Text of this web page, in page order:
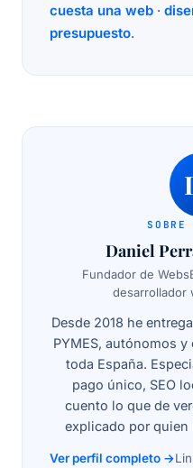
cuesta una web ·
presupuesto.
SOBRE
Daniel
Fundador de
desarrollador
Desde 2018 he
PYMES, autónomos
toda España.
pago único, SEO
cuento lo que de
explicado por quien
Ver perfil completo →